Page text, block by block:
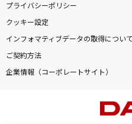
プライバシーポリシー
クッキー設定
インフォマティブデータの取得について
ご契約方法
企業情報（コーポレートサイト）